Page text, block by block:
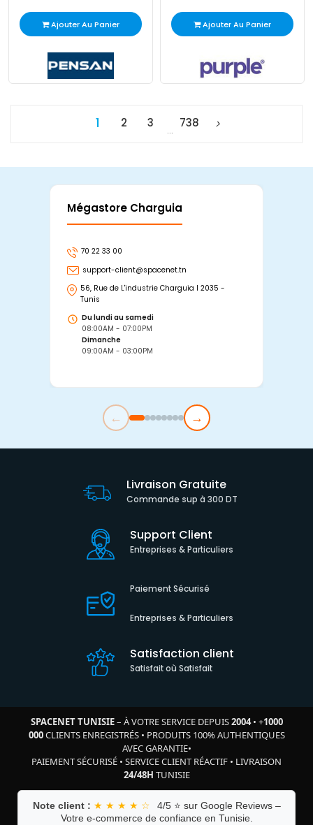
Ajouter Au Panier Ajouter Au Panier
1 2 3
…
738
Mégastore Charguia
70 22 33 00
support-client@spacenet.tn
56, Rue de L'industrie Charguia I 2035 -
Tunis
Du lundi au samedi
08:00AM - 07:00PM
Dimanche
09:00AM - 03:00PM
← →
Livraison Gratuite
Commande sup à 300 DT
Support Client
Entreprises & Particuliers
Paiement Sécurisé
Entreprises & Particuliers
Satisfaction client
Satisfait où Satisfait
SPACENET TUNISIE– À VOTRE SERVICE DEPUIS2004• +1000
000CLIENTS ENREGISTRÉS• PRODUITS 100% AUTHENTIQUES
AVEC GARANTIE•
PAIEMENT SÉCURISÉ • SERVICE CLIENT RÉACTIF • LIVRAISON
24/48H TUNISIE
Note client : ★ ★ ★ ★ ☆
4/5 ⭐ sur Google Reviews –
Votre e-commerce de confiance en Tunisie.